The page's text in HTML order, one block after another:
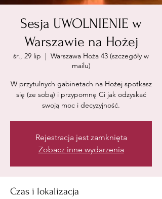
Sesja UWOLNIENIE w
Warszawie na Hożej
śr., 29 lip
  |
Warszawa Hoża 43 (szczegóły w
mailu)
W przytulnych gabinetach na Hożej spotkasz
się (ze sobą) i przypomnę Ci jak odzyskać
swoją moc i decyzyjność.
Rejestracja jest zamknięta
Zobacz inne wydarzenia
Czas i lokalizacja